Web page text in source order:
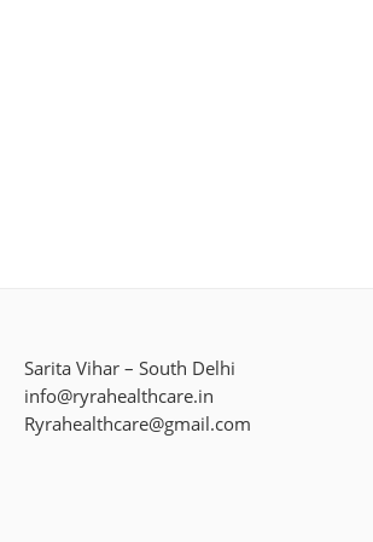
Sarita Vihar – South Delhi
info@ryrahealthcare.in
Ryrahealthcare@gmail.com